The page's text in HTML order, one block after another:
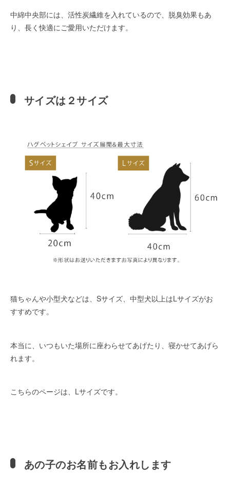
中綿中央部には、活性炭繊維を入れているので、脱臭効果もあ
り、長く快適にご愛用いただけます。
サイズは２サイズ
猫ちゃんや小型犬などは、Sサイズ、中型犬以上はLサイズがお
すすめです。
本当に、いつもいた場所に座わらせてあげたり、寝かせてあげら
れます。
こちらのページは、Lサイズです。
あの子のお名前もお入れします